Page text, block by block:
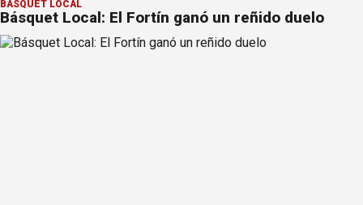
BÁSQUET LOCAL
Básquet Local: El Fortín ganó un reñido duelo